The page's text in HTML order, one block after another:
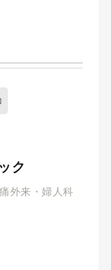
ク
外来・婦人科